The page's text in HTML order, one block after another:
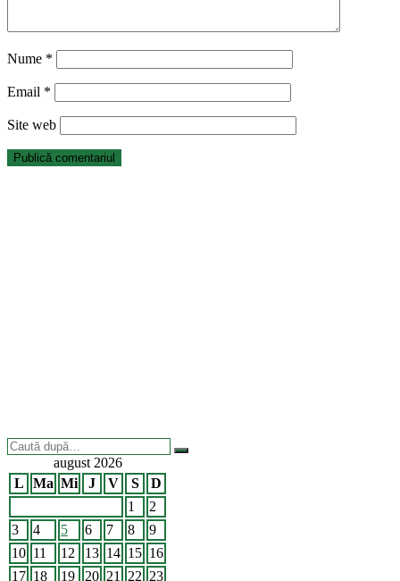
Nume *
Email *
Site web
Caută
august 2026
L
Ma Mi J V S
D
1
2
3
4 5 6 7 8
9
10 11 12 13 14 15 16
17 18 19 20 21 22 23